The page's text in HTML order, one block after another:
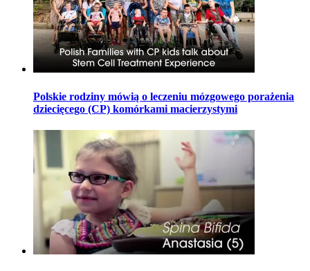
Polskie rodziny mówią o leczeniu mózgowego porażenia
dziecięcego (CP) komórkami macierzystymi